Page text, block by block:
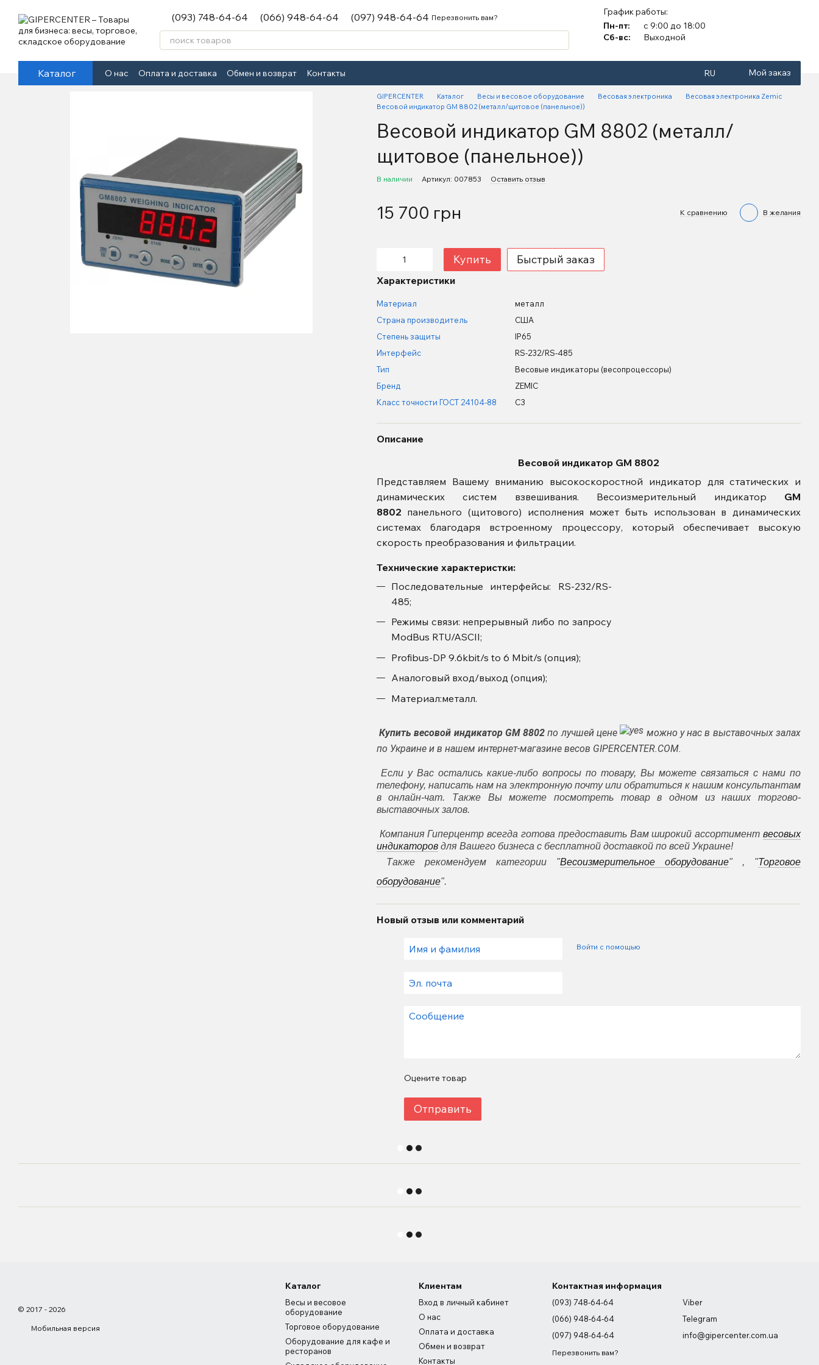
(093) 748-64-64 (066) 948-64-64 (097) 948-64-64 Перезвонить вам?
График работы:
Пн-пт:
с 9:00 до 18:00
Сб-вс:
Выходной
Каталог О нас Оплата и доставка Обмен и возврат Контакты RU Мой заказ
GIPERCENTER Каталог Весы и весовое оборудование Весовая электроника
Весовая электроника Zemic
Весовой индикатор GM 8802 (металл/щитовое (панельное))
Весовой индикатор GM 8802 (металл/
щитовое (панельное))
В наличии Артикул: 007853 Оставить отзыв
15 700 грн К сравнению В желания
Купить Быстрый заказ
Характеристики
Материал
металл
Страна производитель
США
Степень защиты
IP65
Интерфейс
RS-232/RS-485
Тип
Весовые индикаторы (весопроцессоры)
Бренд
ZEMIC
Класс точности ГОСТ 24104-88
С3
Описание
Весовой индикатор GM 8802
Представляем Вашему вниманию высокоскоростной индикатор для статических и
динамических систем взвешивания. Весоизмерительный индикатор GM
8802 панельного (щитового) исполнения может быть использован в динамических
системах благодаря встроенному процессору, который обеспечивает высокую
скорость преобразования и фильтрации.
Технические характеристки:
Последовательные интерфейсы: RS-232/RS-
485;
Режимы связи: непрерывный либо по запросу
ModBus RTU/ASCII;
Profibus-DP 9.6kbit/s to 6 Mbit/s (опция);
Аналоговый вход/выход (опция);
Материал:металл.
Купить весовой индикатор GM 8802по лучшей цене
можно у нас в выставочных залах
по Украине и в нашем интернет-магазине весов GIPERCENTER.COM.
Если у Вас остались какие-либо вопросы по товару, Вы можете связаться с нами по
телефону, написать нам на электронную почту или обратиться к нашим консультантам
в онлайн-чат. Также Вы можете посмотреть товар в одном из наших торгово-
выставочных залов.
Компания Гиперцентр всегда готова предоставить Вам широкий ассортимент весовых
индикаторовдля Вашего бизнеса с бесплатной доставкой по всей Украине!
Также рекомендуем категории"Весоизмерительное оборудование" , "Торговое
оборудование".
Новый отзыв или комментарий
Войти с помощью
Оцените товар
Отправить
© 2017 - 2026
Мобильная версия
Каталог
Весы и весовое
оборудование
Торговое оборудование
Оборудование для кафе и
ресторанов
Клиентам
Вход в личный кабинет
О нас
Оплата и доставка
Обмен и возврат
Контакты
Контактная информация
(093) 748-64-64
(066) 948-64-64
(097) 948-64-64
Перезвонить вам?
Viber
Telegram
info@gipercenter.com.ua